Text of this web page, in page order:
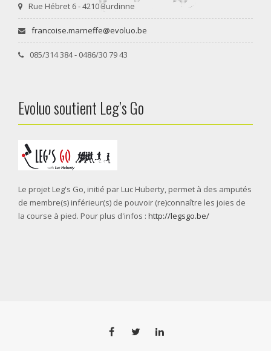
Rue Hébret 6 - 4210 Burdinne
francoise.marneffe@evoluo.be
085/314 384 - 0486/30 79 43
Evoluo soutient Leg’s Go
Le projet Leg's Go, initié par Luc Huberty, permet à des amputés
de membre(s) inférieur(s) de pouvoir (re)connaître les joies de
la course à pied. Pour plus d'infos : http://legsgo.be/